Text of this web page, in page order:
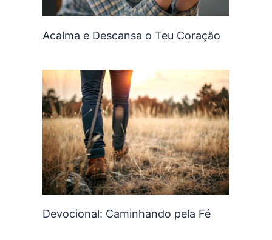
Acalma e Descansa o Teu Coração
Devocional: Caminhando pela Fé